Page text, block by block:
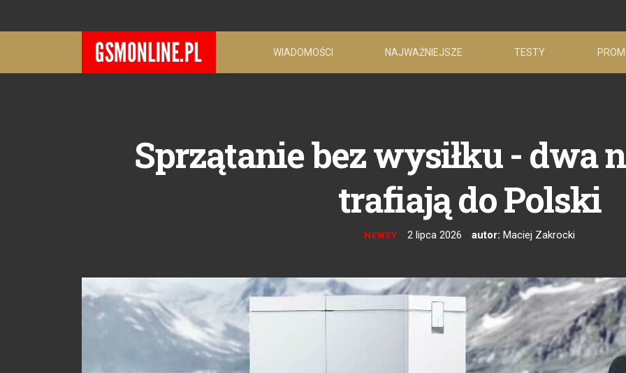
WIADOMOŚCI NAJWAŻNIEJSZE TESTY
Sprzątanie bez wysiłku - dwa
trafiają do Polski
NEWSY 2 lipca 2026 autor: Maciej Zakrocki